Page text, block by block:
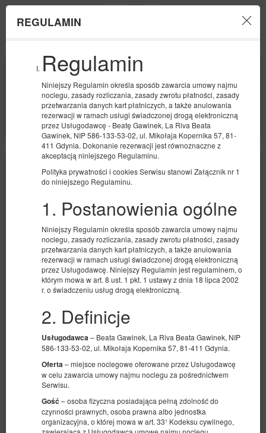
REGULAMIN
Regulamin
Niniejszy Regulamin określa sposób zawarcia umowy najmu
noclegu, zasady rozliczania, zasady zwrotu płatności, zasady
przetwarzania danych kart płatniczych, a także anulowania
rezerwacji w ramach usługi świadczonej drogą elektroniczną
przez Usługodawcę - Beatę Gawinek, La Riva Beata
Gawinek, NIP 586-133-53-02, ul. Mikołaja Kopernika 57, 81-
411 Gdynia. Dokonanie rezerwacji jest równoznaczne z
akceptacją niniejszego Regulaminu.
Polityka prywatności i cookies Serwisu stanowi Załącznik nr 1
do niniejszego Regulaminu.
1. Postanowienia ogólne
Niniejszy Regulamin określa sposób zawarcia umowy najmu
noclegu, zasady rozliczania, zasady zwrotu płatności, zasady
przetwarzania danych kart płatniczych, a także anulowania
rezerwacji w ramach usługi świadczonej drogą elektroniczną
przez Usługodawcę. Niniejszy Regulamin jest regulaminem, o
którym mowa w art. 8 ust. 1 pkt. 1 ustawy z dnia 18 lipca 2002
r. o świadczeniu usług drogą elektroniczną.
2. Definicje
Usługodawca – Beata Gawinek, La Riva Beata Gawinek, NIP
586-133-53-02, ul. Mikołaja Kopernika 57, 81-411 Gdynia.
Oferta – miejsce noclegowe oferowane przez Usługodawcę
w celu zawarcia umowy najmu noclegu za pośrednictwem
Serwisu.
Gość – osoba fizyczna posiadająca pełną zdolność do
czynności prawnych, osoba prawna albo jednostka
organizacyjna, o której mowa w art. 33¹ Kodeksu cywilnego,
POCZĄTEK
2026
KONIEC
10
2026
LICZBA OSÓB
FILTRY
Pokój dwuosobowy
Dostępna liczba: 1
1 łóżko podwójne (Double), 2 łóżka pojedyncze (Single) - do decyzji
gościa